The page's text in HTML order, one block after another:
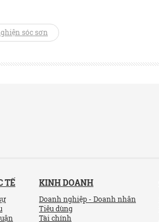
sóc sơn
TẾ KINH DOANH
Doanh nghiệp - Doanh nhân
Tiêu dùng
Tài chính